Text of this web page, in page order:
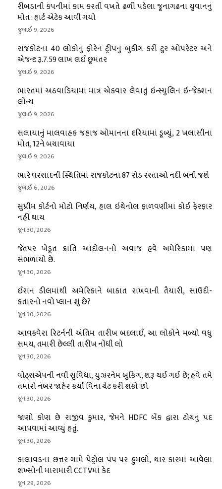
રીબડાની કંપનીમાં કામ કરતી વખતે ઢળી પડેલા જૂનાગઢના યુવાનનું
મોત : હાર્ટ એટેક આવી ગયો
જુલાઇ 9, 2026
રાજકોટના 40 લોકોનું ફોરેન ટ્રીપનું બુકીંગ કરી ટુર ઓપરેટર અને
એજન્ટ રૂ.7.59 લાખ લઈ છૂમંતર
જુલાઇ 9, 2026
ભારતમાં અઠવાડિયામાં માત્ર એકવાર લેવાતું ઇન્સ્યુલિન ઇન્જેક્શન
લોન્ચ
જુલાઇ 9, 2026
સલાયાનું માલવાહક જહાજ ઓમાનના દરિયામાં ડૂબ્યું, 2 ખલાસીના
મોત, 12ને બચાવાયા
જુલાઇ 9, 2026
ભારે વરસાદની સ્થિતિમાં રાજકોટના 87 રોડ રસ્તાઓ નદી બની જશે
જુલાઇ 6, 2026
સુપ્રીમ કોર્ટનો મોટો નિર્ણય, હાલ ઇથેનોલ ફાળવણીમાં કોઈ ફેરફાર
નહીં થાય
જૂન 30, 2026
જેતપર ખેડૂત ક્રાંતિ આંદોલનનો અવાજ હવે અમેરિકામાં પણ
સંભળાયો છે.
જૂન 30, 2026
ઈરાન ડીલમાંથી અમેરિકાને બાકાત રાખવાની તૈયારી, સાઉદી-
કતારનો નવો પ્લાન શું છે?
જૂન 30, 2026
આવકવેરા રિટર્નની અંતિમ તારીખ બદલાઈ, આ લોકોને મળ્યો વધુ
સમય, તમારી છેલ્લી તારીખ નોંધી લો
જૂન 30, 2026
વોટ્સએપની નવી સુવિધા, યુઝરનેમ બુકિંગ, શરૂ થઈ ગઈ છે; હવે તમે
તમારો નંબર જાહેર કર્યા વિના ચેટ કરી શકો છો.
જૂન 30, 2026
જાણો કોણ છે રાજીવ કુમાર, જેમને HDFC બેંક દ્વારા ટોચનું પદ
આપવામાં આવ્યું હતું.
જૂન 30, 2026
કાલાવડના છત્તર ગામે પેટ્રોલ પંપ પર હુમલો, થાર કારમાં આવેલા
શખ્સોની મારામારી CCTVમાં કેદ
જૂન 29, 2026